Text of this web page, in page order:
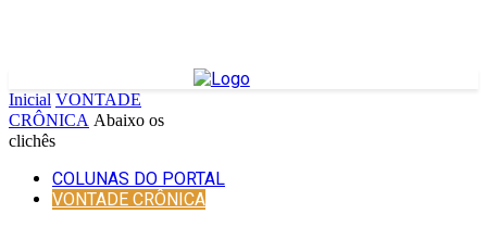
Inicial VONTADE
CRÔNICA Abaixo os
clichês
COLUNAS DO PORTAL
VONTADE CRÔNICA